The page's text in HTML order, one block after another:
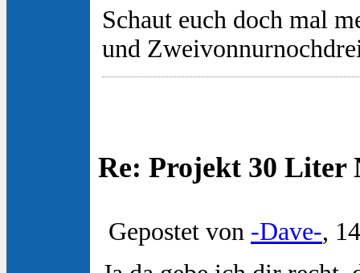
Schaut euch doch mal
und
Re: Projekt 30 Liter
Gepostet von -Dave-,